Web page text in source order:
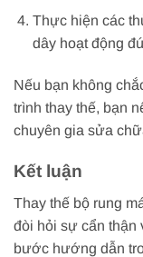
Thực hiện các
dây hoạt động
Nếu bạn không
trình thay thế, bạn
chuyên gia sửa
Kết luận
Thay thế bộ rung
đòi hỏi sự cẩn thận
bước hướng dẫn